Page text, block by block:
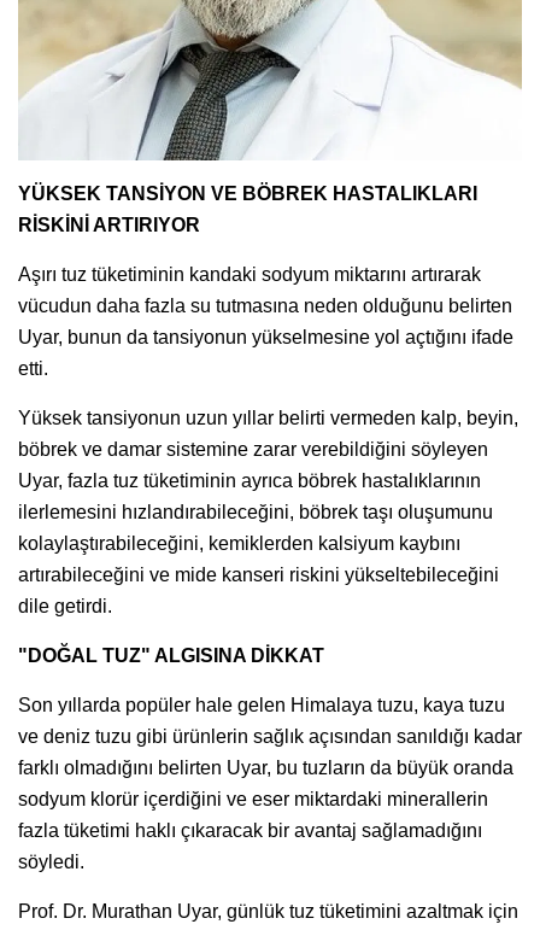
YÜKSEK TANSİYON VE BÖBREK HASTALIKLARI
RİSKİNİ ARTIRIYOR
Aşırı tuz tüketiminin kandaki sodyum miktarını artırarak
vücudun daha fazla su tutmasına neden olduğunu belirten
Uyar, bunun da tansiyonun yükselmesine yol açtığını ifade
etti.
Yüksek tansiyonun uzun yıllar belirti vermeden kalp, beyin,
böbrek ve damar sistemine zarar verebildiğini söyleyen
Uyar, fazla tuz tüketiminin ayrıca böbrek hastalıklarının
ilerlemesini hızlandırabileceğini, böbrek taşı oluşumunu
kolaylaştırabileceğini, kemiklerden kalsiyum kaybını
artırabileceğini ve mide kanseri riskini yükseltebileceğini
dile getirdi.
"DOĞAL TUZ" ALGISINA DİKKAT
Son yıllarda popüler hale gelen Himalaya tuzu, kaya tuzu
ve deniz tuzu gibi ürünlerin sağlık açısından sanıldığı kadar
farklı olmadığını belirten Uyar, bu tuzların da büyük oranda
sodyum klorür içerdiğini ve eser miktardaki minerallerin
fazla tüketimi haklı çıkaracak bir avantaj sağlamadığını
söyledi.
Prof. Dr. Murathan Uyar, günlük tuz tüketimini azaltmak için